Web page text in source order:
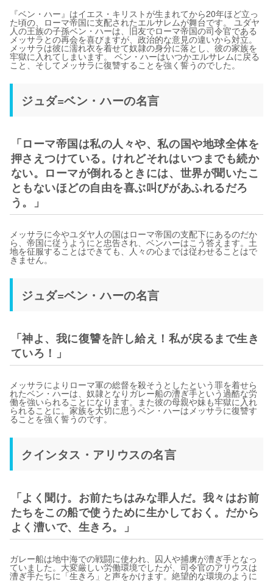
『ベン・ハー』はイエス・キリストが生まれてから20年ほど立っ
た頃の、ローマ帝国に支配されたエルサレムが舞台です。 ユダヤ
人の王族の子孫ベン・ハーは、旧友でローマ帝国の司令官である
メッサラとの再会を喜びますが、政治的な意見の違いから対立。
メッサラは彼に濡れ衣を着せて奴隷の身分に落とし、彼の家族を
牢獄に入れてしまいます。 ベン・ハーはいつかエルサレムに戻る
こと、そしてメッサラに復讐することを強く誓うのでした。
ジュダ=ベン・ハーの名言
「ローマ帝国は私の人々や、私の国や地球全体を
押さえつけている。けれどそれはいつまでも続か
ない。ローマが倒れるときには、世界が聞いたこ
ともないほどの自由を喜ぶ叫びがあふれるだろ
う。」
メッサラに今やユダヤ人の国はローマ帝国の支配下にあるのだか
ら、帝国に従うようにと忠告され、ベンハーはこう答えます。土
地を征服することはできても、人々の心までは従わせることはで
きません。
ジュダ=ベン・ハーの名言
「神よ、我に復讐を許し給え！私が戻るまで生き
ていろ！」
メッサラによりローマ軍の総督を殺そうとしたという罪を着せら
れたベン・ハーは、奴隷となりガレー船の漕ぎ手という過酷な労
働を強いられることになります。また彼の母親や妹も牢獄に入れ
られることに。家族を大切に思うベン・ハーはメッサラに復讐す
ることを強く誓うのです。
クインタス・アリウスの名言
「よく聞け。お前たちはみな罪人だ。我々はお前
たちをこの船で使うために生かしておく。だから
よく漕いで、生きろ。」
ガレー船は地中海での戦闘に使われ、囚人や捕虜が漕ぎ手となっ
ていました。大変厳しい労働環境でしたが、司令官のアリウスは
漕ぎ手たちに「生きろ」と声をかけます。絶望的な環境のように